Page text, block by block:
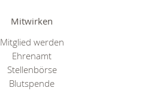
Mitwirken
Mitglied werden
Ehrenamt
Stellenbörse
Blutspende